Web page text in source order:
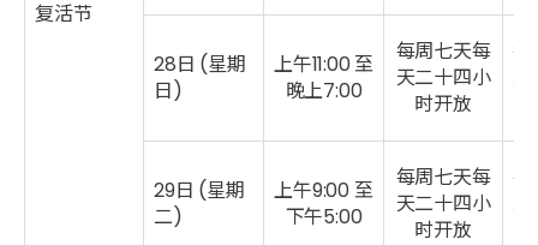
复活节
28日 (星期
日)
上午11:00 至
晚上7:00
每周七天每
天二十四小
时开放
每
29日 (星期
二)
上午9:00 至
下午5:00
每周七天每
天二十四小
时开放
每